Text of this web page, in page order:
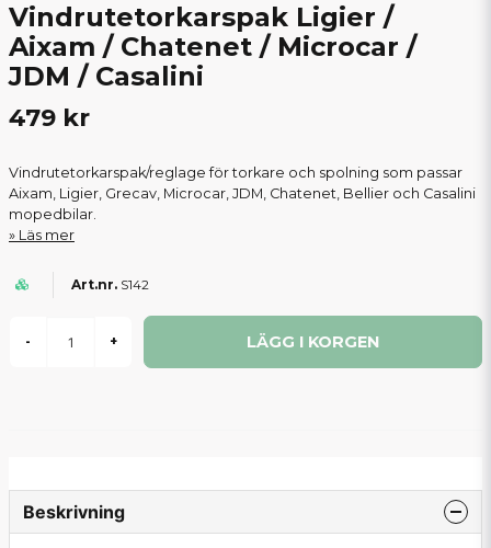
Vindrutetorkarspak Ligier /
Aixam / Chatenet / Microcar /
JDM / Casalini
479 kr
Vindrutetorkarspak/reglage för torkare och spolning som passar
Aixam, Ligier, Grecav, Microcar, JDM, Chatenet, Bellier och Casalini
mopedbilar.
Läs mer
S142
- + LÄGG I KORGEN
Beskrivning